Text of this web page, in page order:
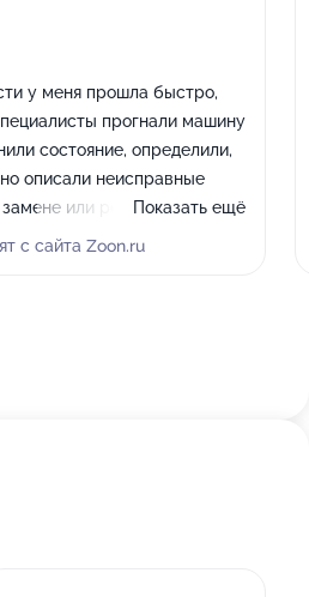
у меня прошла быстро,
прогнали машину
состояние, определили,
описали неисправные
или ремонту. В том,
грамотно, я
Показать ещё
с сайта Zoon.ru